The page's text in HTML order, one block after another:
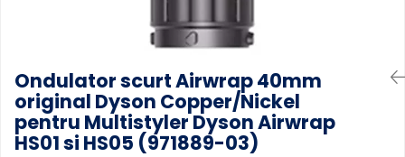
Accesorii Piese Plite Aragazuri
Accesorii Piese Cuptoare
Accesorii Piese Cuptoare
Ondulator scurt Airwrap 40mm
original Dyson Copper/Nickel
pentru Multistyler Dyson Airwrap
HS01 si HS05 (971889-03)